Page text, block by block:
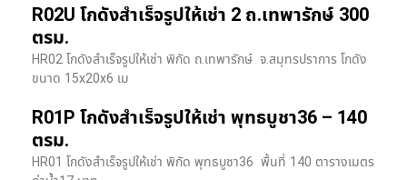
R02U โกดังสำเร็จรูปให้เช่า 2 ถ.เทพารักษ์ 300
ตรม.
HR02 โกดังสำเร็จรูปให้เช่า พิกัด ถ.เทพารักษ์ จ.สมุทรปราการ โกดัง
ขนาด 15x20x6 เม
R01P โกดังสำเร็จรูปให้เช่า พุทธบูชา36 – 140
ตรม.
HR01 โกดังสำเร็จรูปให้เช่า พิกัด พุทธบูชา36 พื้นที่ 140 ตารางเมตร